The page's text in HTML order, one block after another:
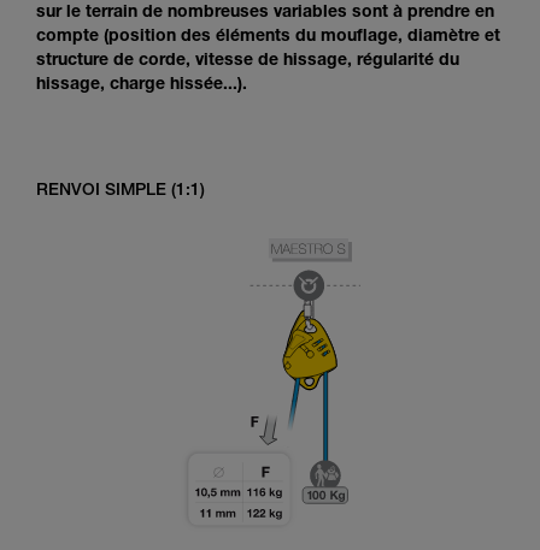
sur le terrain de nombreuses variables sont à prendre en
compte (position des éléments du mouflage, diamètre et
structure de corde, vitesse de hissage, régularité du
hissage, charge hissée...).
RENVOI SIMPLE (1:1)